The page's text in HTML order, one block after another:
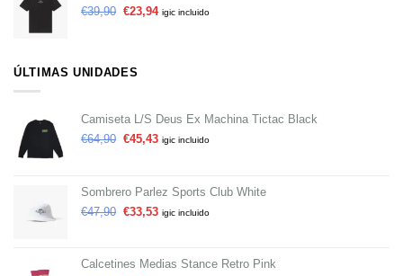
€39,90 €23,94 igic incluido
ÚLTIMAS UNIDADES
Camiseta L/S Deus Ex Machina Tictac Black
€64,90 €45,43 igic incluido
Sombrero Parlez Sports Club White
€47,90 €33,53 igic incluido
Calcetines Medias Stance Retro Pink